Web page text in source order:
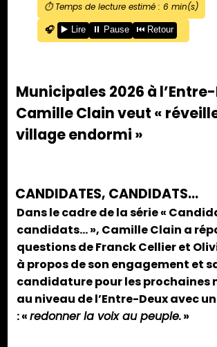
⏱️ Temps de lecture estimé : 6 min(s)
🎧
▶️ Lire ⏸️ Pause ⏮️ Retour
Municipales 2026 à
Camille Clain veut «
village endormi »
CANDIDATES, CANDIDATS…
Dans le cadre de la série «
candidats… », Camille Clain a
questions de Franck Cellier et
à propos de son engagement et
candidature pour les prochaines
au niveau de l’Entre-Deux avec
: «redonner la voix au peuple.»